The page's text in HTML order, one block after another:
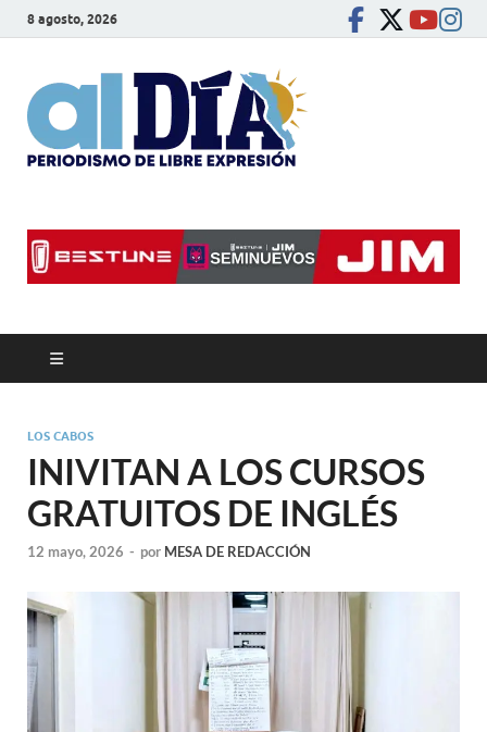
8 agosto, 2026
LOS CABOS
INIVITAN A LOS CURSOS
GRATUITOS DE INGLÉS
12 mayo, 2026 - por MESA DE REDACCIÓN